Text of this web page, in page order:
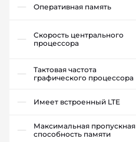
Оперативная память
Скорость центрального
процессора
Тактовая частота
графического процессора
Имеет встроенный LTE
Максимальная пропускная
способность памяти